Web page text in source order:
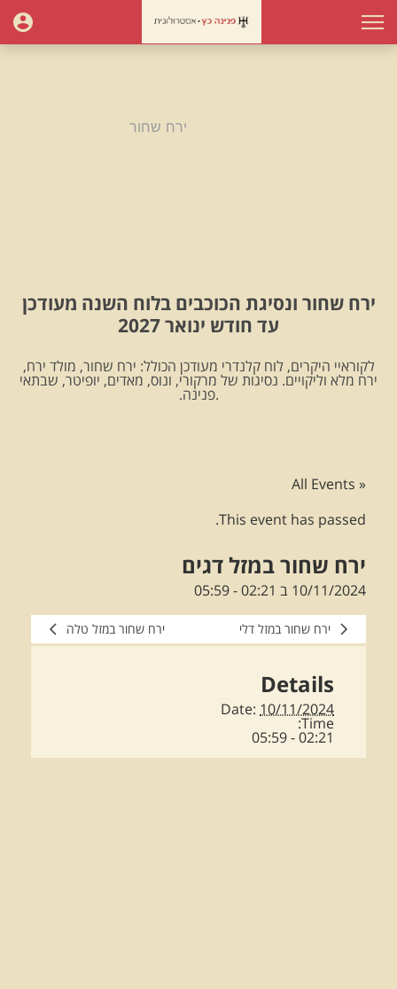
ירח שחור
ירח שחור ונסיגת הכוכבים בלוח השנה מעודכן
עד חודש ינואר 2027
לקוראיי היקרים, לוח קלנדרי מעודכן הכולל: ירח שחור, מולד ירח,
ירח מלא וליקויים. נסיגות של מרקורי, ונוס, מאדים, יופיטר, שבתאי
.פנינה.
« All Events
This event has passed.
ירח שחור במזל דגים
10/11/2024 ב 02:21 -
05:59
ירח שחור במזל דלי ירח שחור במזל טלה
Details
Date: 10/11/2024
Time:
02:21 - 05:59